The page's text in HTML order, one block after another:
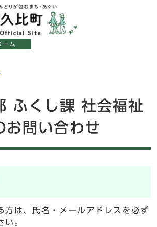
ーム
ふくし課 社会福祉
お問い合わせ
方は、氏名・メールアドレスを必ず
い。